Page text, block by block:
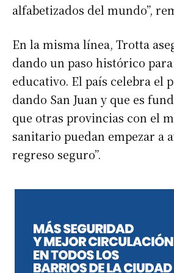
alfabetizados del mundo”,
En la misma línea, Trotta
dando un paso histórico
educativo. El país celebra el
dando San Juan y que es
que otras provincias con el
sanitario puedan empezar a
regreso seguro”.